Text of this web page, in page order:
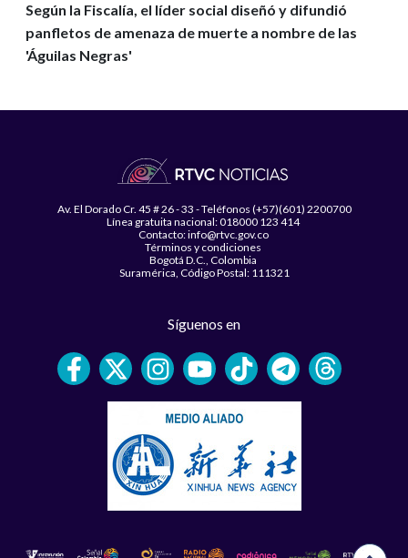
Según la Fiscalía, el líder social diseñó y difundió
panfletos de amenaza de muerte a nombre de las
'Águilas Negras'
Av. El Dorado Cr. 45 # 26 - 33 - Teléfonos (+57)(601) 2200700
Línea gratuita nacional: 018000 123 414
Contacto: info@rtvc.gov.co
Términos y condiciones
Bogotá D.C., Colombia
Suramérica, Código Postal: 111321
Síguenos en